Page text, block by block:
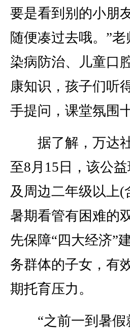
要是看到别的小朋
随便凑过去哦。”
染病防治、儿童口
康知识，孩子们听
手提问，课堂氛围
据了解，万达社
至8月15日，该公
及周边二年级以上
暑期看管有困难的
先保障“四大经济”
务群体的子女，有
期托育压力。
“之前一到暑假